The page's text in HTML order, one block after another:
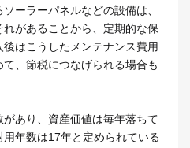
ーラーパネルなどの設備は、
があることから、定期的な保
はこうしたメンテナンス費用
、節税につなげられる場合も
あり、資産価値は毎年落ちて
年数は17年と定められている